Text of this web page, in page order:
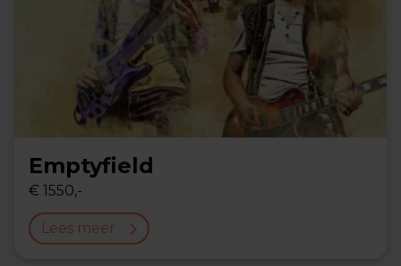
Emptyfield
€ 1550,-
Lees meer